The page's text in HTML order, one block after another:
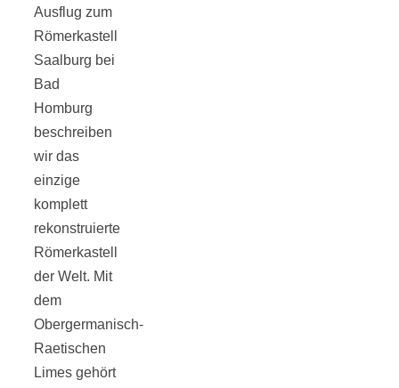
Ausflug zum
Römerkastell
Saalburg bei
Bad
Homburg
beschreiben
wir das
einzige
komplett
rekonstruierte
Römerkastell
der Welt. Mit
dem
Obergermanisch-
Raetischen
Limes gehört